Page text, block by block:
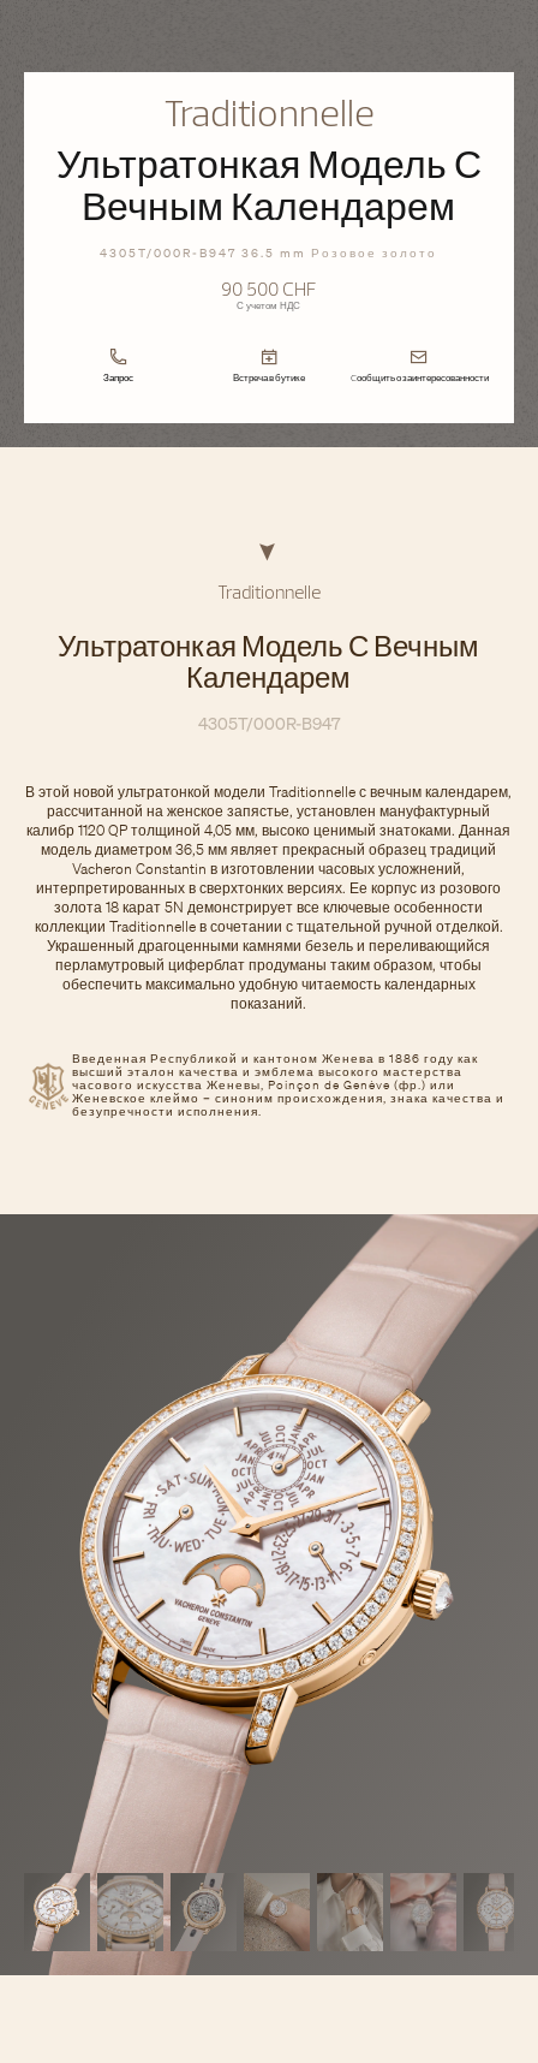
Traditionnelle
Ультратонкая Модель С
Вечным Календарем
4305T/000R-B947 36.5 mm Розовое золото
90 500 CHF
С учетом НДС
Запрос Встреча в бутике Cообщить о заинтересованности
Traditionnelle
Ультратонкая Модель С Вечным
Календарем
4305T/000R-B947
Введенная Республикой и кантоном Женева в 1886 году как
высший эталон качества и эмблема высокого мастерства
часового искусства Женевы, Poinçon de Genève (фр.) или
Женевское клеймо – синоним происхождения, знака качества и
безупречности исполнения.
В этой новой ультратонкой модели Traditionnelle с вечным календарем,
рассчитанной на женское запястье, установлен мануфактурный
калибр 1120 QP толщиной 4,05 мм, высоко ценимый знатоками. Данная
модель диаметром 36,5 мм являет прекрасный образец традиций
Vacheron Constantin в изготовлении часовых усложнений,
интерпретированных в сверхтонких версиях. Ее корпус из розового
золота 18 карат 5N демонстрирует все ключевые особенности
коллекции Traditionnelle в сочетании с тщательной ручной отделкой.
Украшенный драгоценными камнями безель и переливающийся
перламутровый циферблат продуманы таким образом, чтобы
обеспечить максимально удобную читаемость календарных
показаний.